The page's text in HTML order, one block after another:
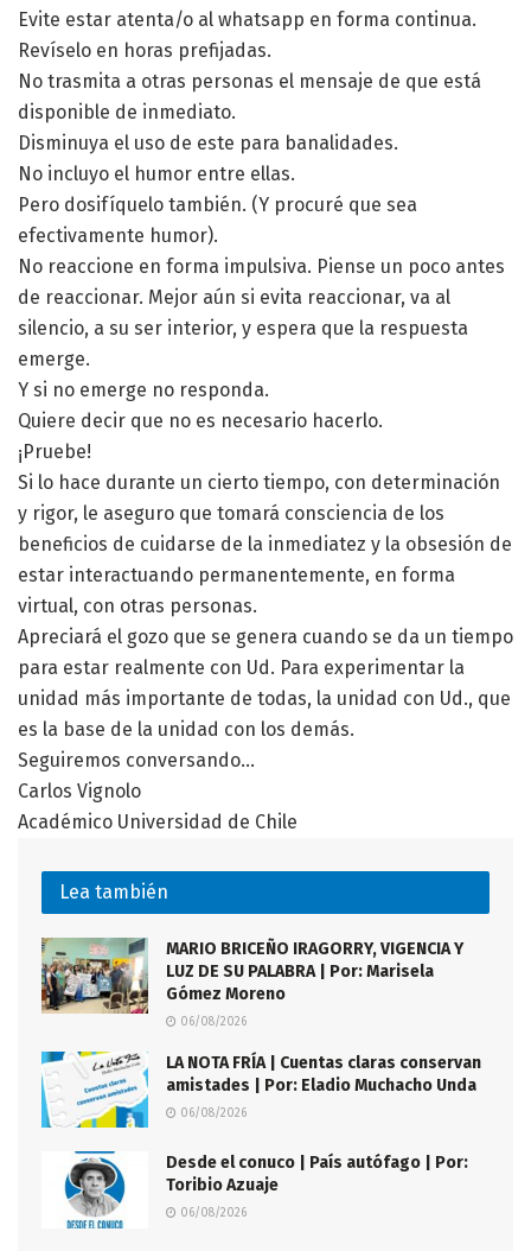
Evite estar atenta/o al whatsapp en forma continua.
Revíselo en horas prefijadas.
No trasmita a otras personas el mensaje de que está
disponible de inmediato.
Disminuya el uso de este para banalidades.
No incluyo el humor entre ellas.
Pero dosifíquelo también. (Y procuré que sea
efectivamente humor).
No reaccione en forma impulsiva. Piense un poco antes
de reaccionar. Mejor aún si evita reaccionar, va al
silencio, a su ser interior, y espera que la respuesta
emerge.
Y si no emerge no responda.
Quiere decir que no es necesario hacerlo.
¡Pruebe!
Si lo hace durante un cierto tiempo, con determinación
y rigor, le aseguro que tomará consciencia de los
beneficios de cuidarse de la inmediatez y la obsesión de
estar interactuando permanentemente, en forma
virtual, con otras personas.
Apreciará el gozo que se genera cuando se da un tiempo
para estar realmente con Ud. Para experimentar la
unidad más importante de todas, la unidad con Ud., que
es la base de la unidad con los demás.
Seguiremos conversando…
Carlos Vignolo
Académico Universidad de Chile
Lea también
MARIO BRICEÑO IRAGORRY, VIGENCIA Y
LUZ DE SU PALABRA | Por: Marisela
Gómez Moreno
06/08/2026
LA NOTA FRÍA | Cuentas claras conservan
amistades | Por: Eladio Muchacho Unda
06/08/2026
Desde el conuco | País autófago | Por:
Toribio Azuaje
06/08/2026